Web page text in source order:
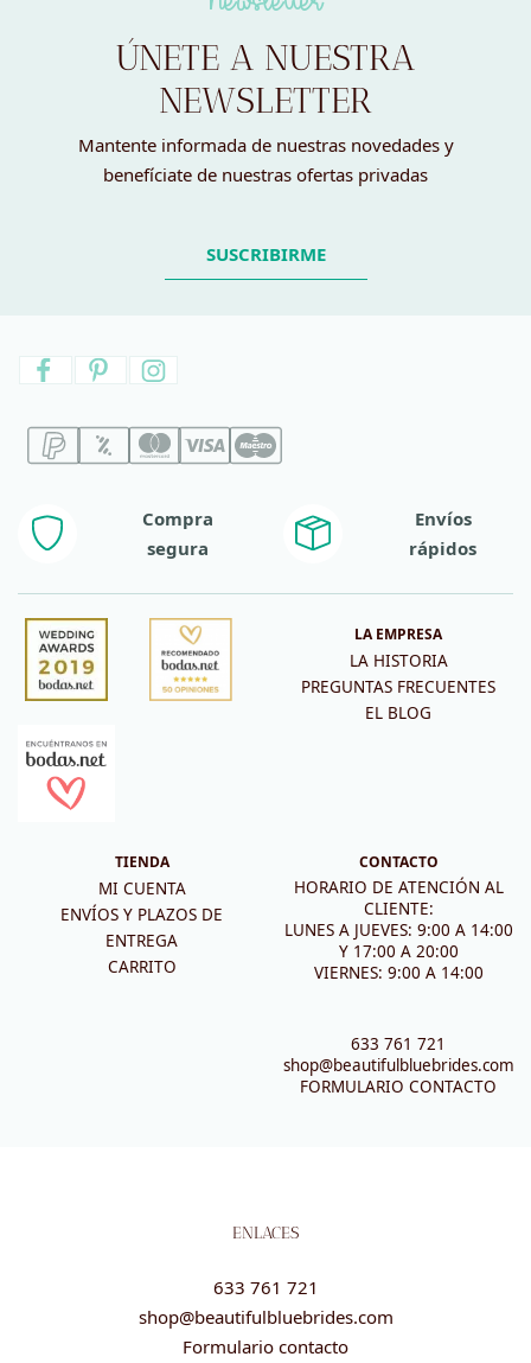
ÚNETE A NUESTRA
NEWSLETTER
Mantente informada de nuestras novedades y
benefíciate de nuestras ofertas privadas
SUSCRIBIRME
Compra
segura
Envíos
rápidos
LA EMPRESA
LA HISTORIA
PREGUNTAS FRECUENTES
EL BLOG
TIENDA
MI CUENTA
ENVÍOS Y PLAZOS DE
ENTREGA
CARRITO
CONTACTO
HORARIO DE ATENCIÓN AL
CLIENTE:
LUNES A JUEVES: 9:00 A 14:00
Y 17:00 A 20:00
VIERNES: 9:00 A 14:00
633 761 721
shop@beautifulbluebrides.com
FORMULARIO CONTACTO
ENLACES
633 761 721
shop@beautifulbluebrides.com
Formulario contacto